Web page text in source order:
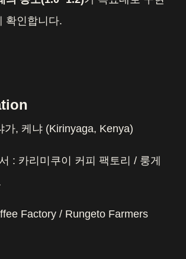
확인합니다.
가, 케냐 (Kirinyaga, Kenya)
: 카리미쿠이 커피 팩토리 / 룽게
Factory / Rungeto Farmers